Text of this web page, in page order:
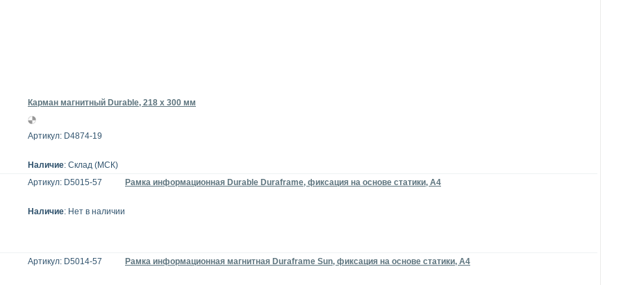
Карман магнитный Durable, 218 х 300 мм
Артикул: D4874-19
Наличие: Склад (МСК)
Рамка информационная Durable Duraframe, фиксация на основе статики, А4
Артикул: D5015-57
Наличие: Нет в наличии
Рамка информационная магнитная Duraframe Sun, фиксация на основе статики, А4
Артикул: D5014-57